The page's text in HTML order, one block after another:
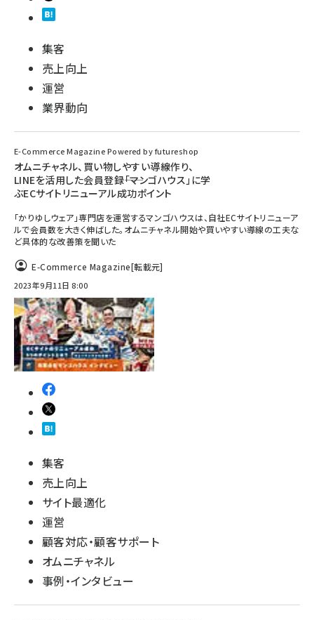
集客
売上向上
運営
業界動向
E-Commerce Magazine Powered by futureshop
オムニチャネル、買い物しやすい導線作り、
LINEを活用した会員登録――「マンゴハウス」に学
ぶECサイトリニューアル成功ポイント
「かりゆしウェア」専門店を運営するマンゴハウスは、自社ECサイトリニューア
ルで会員数を大きく伸ばした。オムニチャネル開始や買いやすい導線の工夫な
ど具体的な改善策を聞いた
E-Commerce Magazine[転載元]
2023年9月11日 8:00
集客
売上向上
サイト最適化
運営
顧客対応・顧客サポート
オムニチャネル
事例・インタビュー